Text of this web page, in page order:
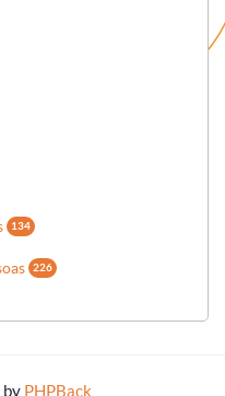
134
226
by PHPBack